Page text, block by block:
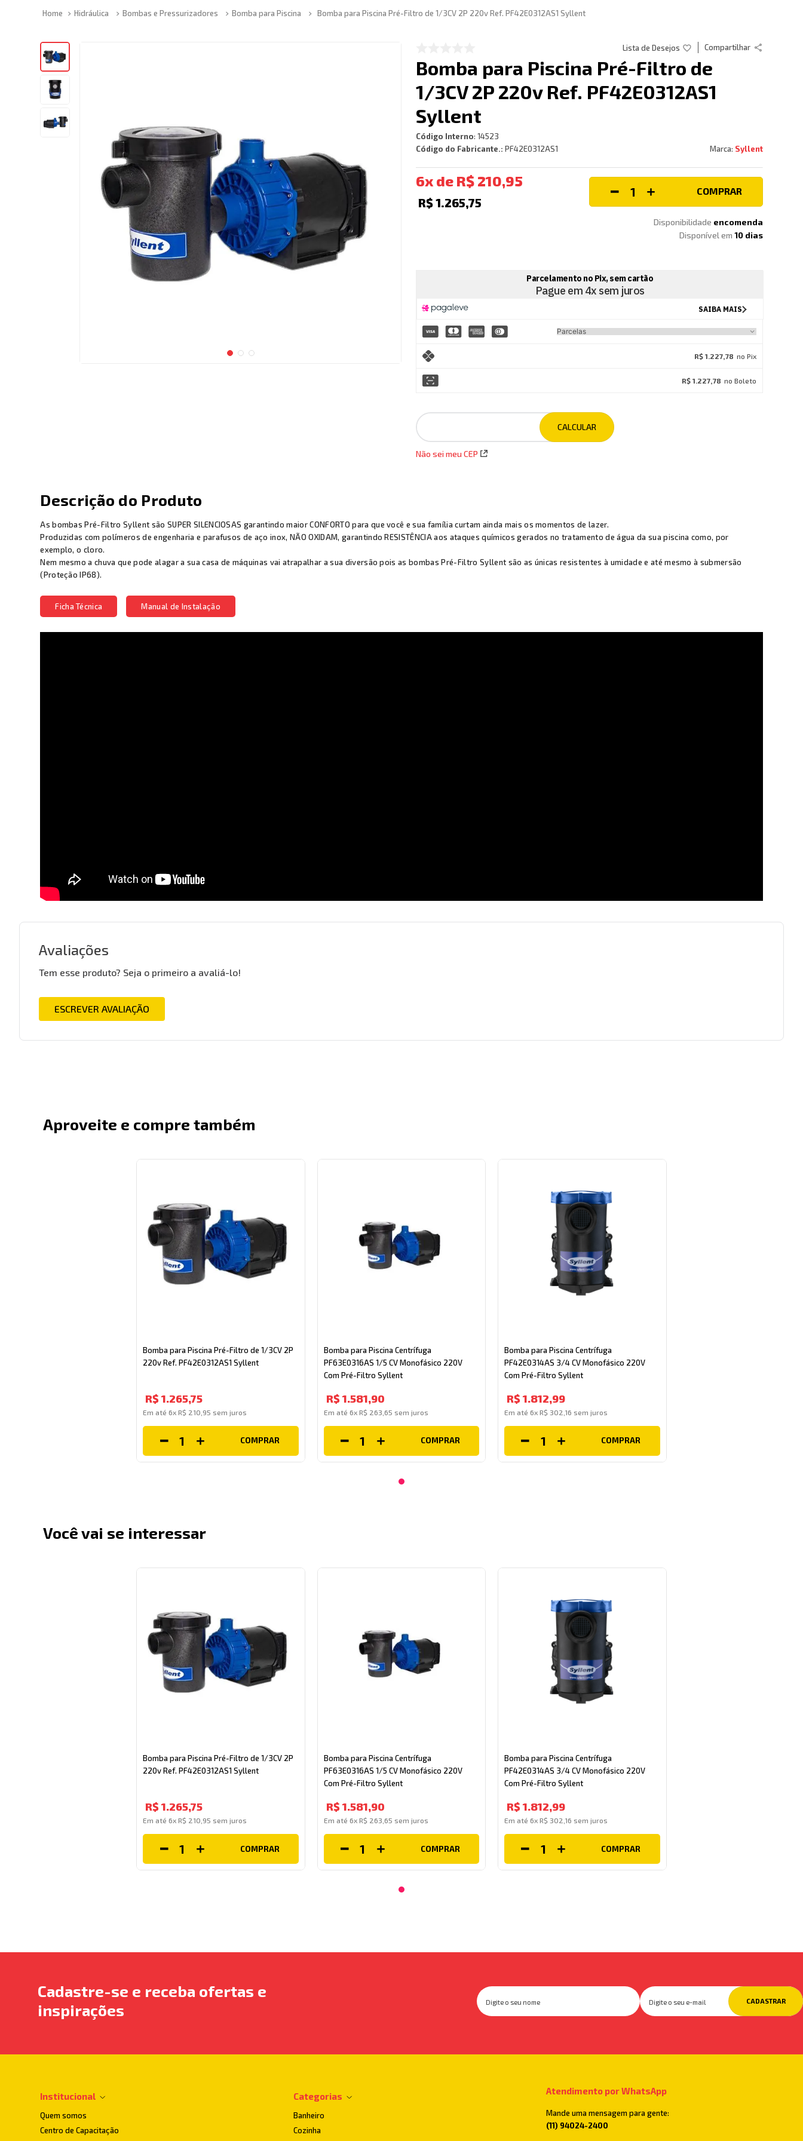
Hidráulica Bombas e Pressurizadores Bomba para Piscina Bomba para Piscina Pré-Filtro de 1/3CV 2P 220v Ref. PF42E0312AS1 Syllent
Compartilhar
Bomba para Piscina Pré-Filtro de
1/3CV 2P 220v Ref. PF42E0312AS1
Syllent
Código Interno: 14523
Código do Fabricante.: PF42E0312AS1 Syllent
6 R$ 210,95
R$1.265,75
COMPRAR
Disponibilidade encomenda
Disponível em 10dias
R$ 1.227,78 no Pix
R$ 1.227,78 no Boleto
Não sei meu CEP
Descrição do Produto
As bombas Pré-Filtro Syllent são SUPER SILENCIOSAS garantindo maior CONFORTO para que você e sua família curtam ainda mais os momentos de lazer.
Produzidas com polímeros de engenharia e parafusos de aço inox, NÃO OXIDAM, garantindo RESISTÊNCIA aos ataques químicos gerados no tratamento de água da sua piscina como, por
exemplo, o cloro.
Nem mesmo a chuva que pode alagar a sua casa de máquinas vai atrapalhar a sua diversão pois as bombas Pré-Filtro Syllent são as únicas resistentes à umidade e até mesmo à submersão
(Proteção IP68).
Ficha Técnica Manual de Instalação
Avaliações
Tem esse produto? Seja o primeiro a avaliá-lo!
ESCREVER AVALIAÇÃO
Aproveite e compre também
Bomba para Piscina Pré-Filtro de 1/3CV 2P
220v Ref. PF42E0312AS1 Syllent
R$ 1.265,75
Em até6xR$ 210 95 sem juros
COMPRAR
Bomba para Piscina Centrífuga
PF63E0316AS 1/5 CV Monofásico 220V
Com Pré-Filtro Syllent
R$ 1.581,90
Em até 6x R$ 263 65 sem juros
COMPRAR
Bomba para Piscina Centrífuga
PF42E0314AS 3/4 CV Monofásico 220V
Com Pré-Filtro Syllent
R$ 1.812,99
Em até6xR$ 302 16 sem juros
COMPRAR
Você vai se interessar
Bomba para Piscina Pré-Filtro de 1/3CV 2P
220v Ref. PF42E0312AS1 Syllent
R$ 1.265,75
Em até6xR$ 210 95 sem juros
COMPRAR
Bomba para Piscina Centrífuga
PF63E0316AS 1/5 CV Monofásico 220V
Com Pré-Filtro Syllent
R$ 1.581,90
Em até 6x R$ 263 65 sem juros
COMPRAR
Bomba para Piscina Centrífuga
PF42E0314AS 3/4 CV Monofásico 220V
Com Pré-Filtro Syllent
R$ 1.812,99
Em até6xR$ 302 16 sem juros
COMPRAR
Cadastre-se e receba ofertas e
inspirações
CADASTRAR
Institucional
Quem somos
Centro de Capacitação
Categorias
Banheiro
Cozinha
Atendimento por WhatsApp
Mande uma mensagem para gente:
(11) 94024-2400